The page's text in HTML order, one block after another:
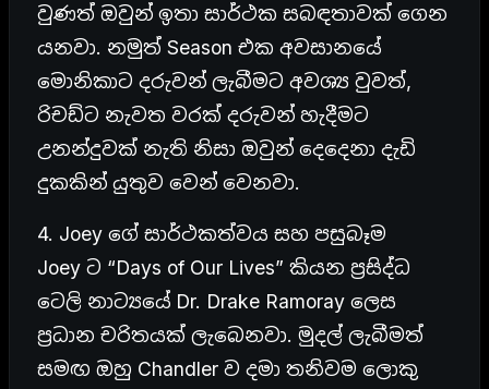
වුණත් ඔවුන් ඉතා සාර්ථක සබඳතාවක් ගෙන
යනවා. නමුත් Season එක අවසානයේ
මොනිකාට දරුවන් ලැබීමට අවශ්‍ය වුවත්,
රිචඩ්ට නැවත වරක් දරුවන් හැදීමට
උනන්දුවක් නැති නිසා ඔවුන් දෙදෙනා දැඩි
දුකකින් යුතුව වෙන් වෙනවා.
4. Joey ගේ සාර්ථකත්වය සහ පසුබෑම
Joey ට “Days of Our Lives” කියන ප්‍රසිද්ධ
ටෙලි නාට්‍යයේ Dr. Drake Ramoray ලෙස
ප්‍රධාන චරිතයක් ලැබෙනවා. මුදල් ලැබීමත්
සමඟ ඔහු Chandler ව දමා තනිවම ලොකු